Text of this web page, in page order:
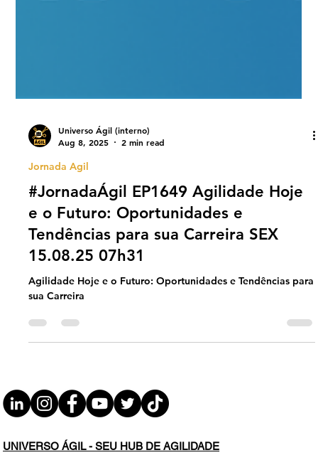
Universo Ágil (interno)
Aug 8, 2025
Jornada Agil
#JornadaÁgil EP1649 Agilidade Hoje
e o Futuro: Oportunidades e
Tendências para sua Carreira SEX
15.08.25 07h31
sua Carreira